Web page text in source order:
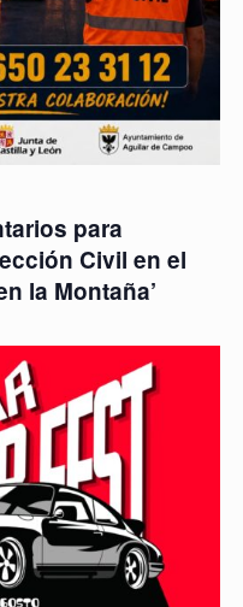
para
Civil en el
la Montaña’